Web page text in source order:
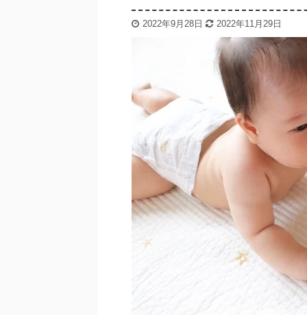
2022年9月28日 2022年11月29日